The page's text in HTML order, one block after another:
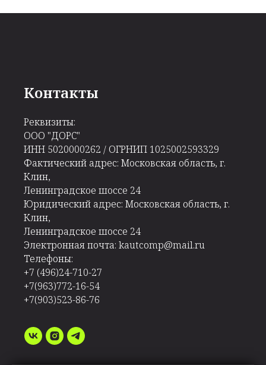
Контакты
Реквизиты:
ООО "ДОРС"
ИНН 5020000262 / ОГРНИП 1025002593329
Фактический адрес: Московская область, г.
Клин,
Ленинградское шоссе 24
Юридический адрес: Московская область, г.
Клин,
Ленинградское шоссе 24
Электронная почта: kautcomp@mail.ru
Телефоны:
+7 (496)24-710-27
+7(963)772-16-54
+7(903)523-86-76